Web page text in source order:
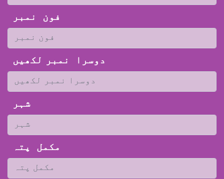
فون نمبر
دوسرا نمبر لکھیں
شہر
مکمل پتہ